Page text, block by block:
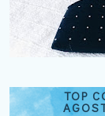
TOP